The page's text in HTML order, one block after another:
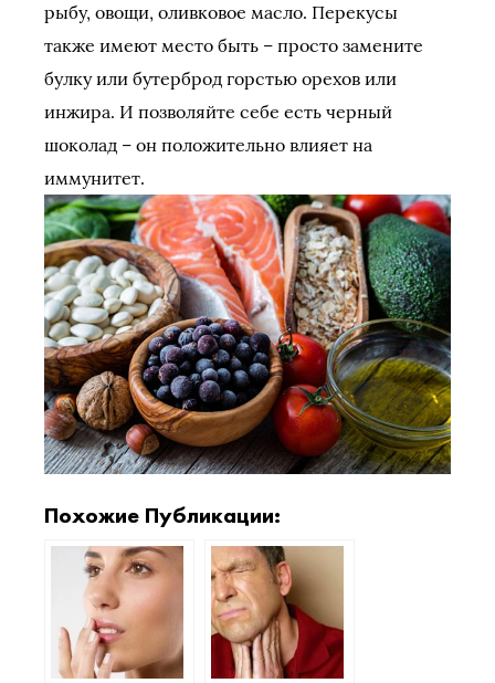
рыбу, овощи, оливковое масло. Перекусы
также имеют место быть – просто замените
булку или бутерброд горстью орехов или
инжира. И позволяйте себе есть черный
шоколад – он положительно влияет на
иммунитет.
Похожие Публикации: